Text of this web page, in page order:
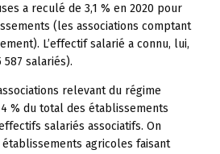
a reculé de 3,1 % en 2020 pour
(les associations comptant
L’effectif salarié a connu, lui,
587 salariés).
relevant du régime
% du total des établissements
salariés associatifs. On
établissements agricoles faisant